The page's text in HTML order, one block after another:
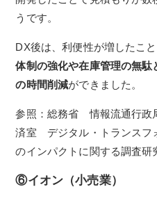
うです。
DX後は、利便性が増したこ
体制の強化や在庫管理の無
の時間削減ができました。
参照：総務省 情報流通行政
済室 デジタル・トランスフ
のインパクトに関する調査研
⑥イオン（小売業）